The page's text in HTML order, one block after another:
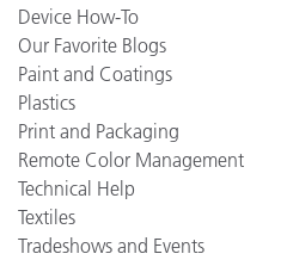
Device How-To
Our Favorite Blogs
Paint and Coatings
Plastics
Print and Packaging
Remote Color Management
Technical Help
Textiles
Tradeshows and Events